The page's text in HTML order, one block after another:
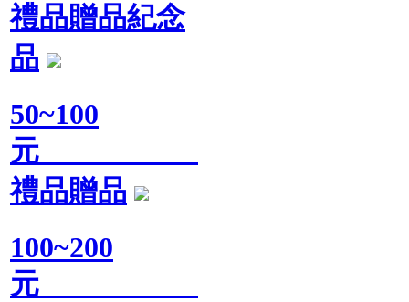
禮品贈品紀念
品
50~100
元
禮品贈品
100~200
元